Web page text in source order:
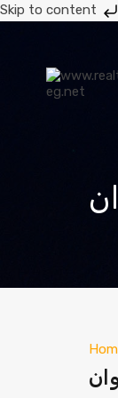
Skip to content
مدينة الشيخ